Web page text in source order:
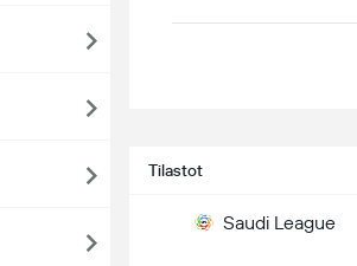
Tilastot
Saudi League